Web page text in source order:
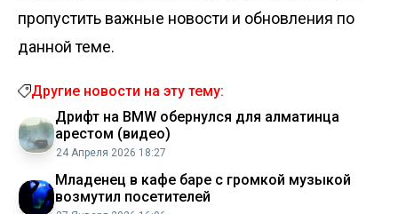
пропустить важные новости и обновления по
данной теме.
Другие новости на эту тему:
Дрифт на BMW обернулся для алматинца
арестом (видео)
24 Апреля 2026 18:27
Младенец в кафе баре с громкой музыкой
возмутил посетителей